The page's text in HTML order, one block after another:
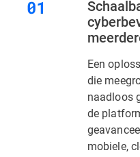
Een
die
naadloos
de
mobiele,